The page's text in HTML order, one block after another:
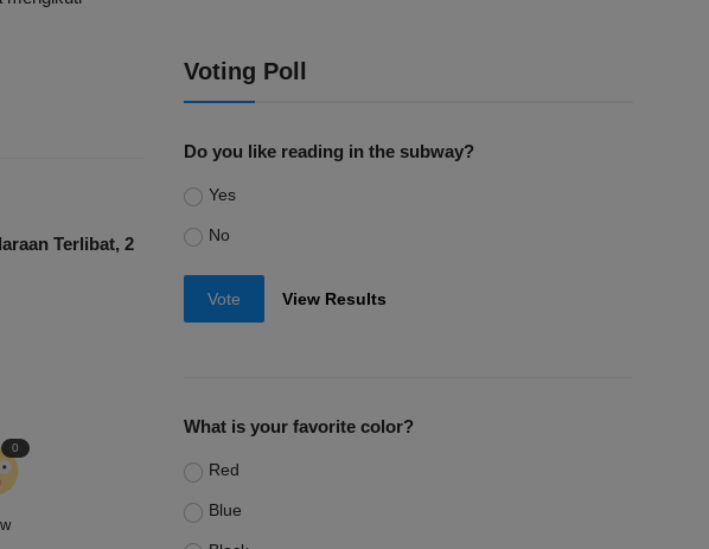
Terlibat, 2
0
Voting Poll
Do you like reading in the subway?
Yes
No
Vote View Results
What is your favorite color?
Red
Blue